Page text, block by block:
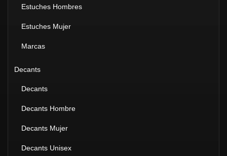
Estuches Hombres
Estuches Mujer
Marcas
Decants
Decants
Decants Hombre
Decants Mujer
Decants Unisex